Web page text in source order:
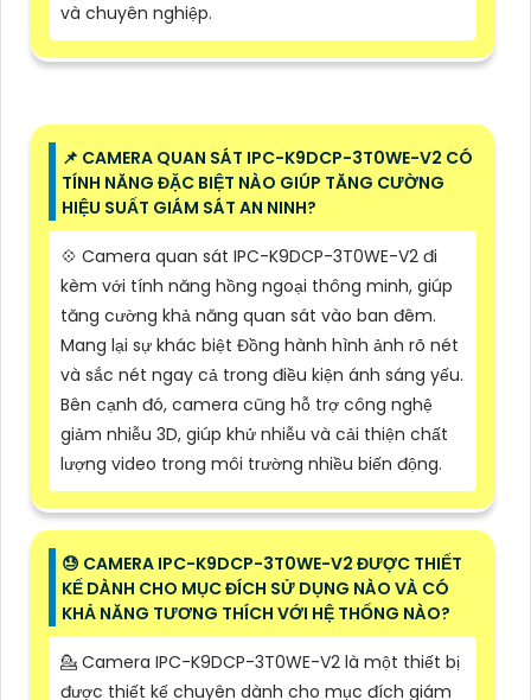
và chuyên nghiệp.
📌 CAMERA QUAN SÁT IPC-K9DCP-3T0WE-V2 CÓ
TÍNH NĂNG ĐẶC BIỆT NÀO GIÚP TĂNG CƯỜNG
HIỆU SUẤT GIÁM SÁT AN NINH?
💠 Camera quan sát IPC-K9DCP-3T0WE-V2 đi
kèm với tính năng hồng ngoại thông minh, giúp
tăng cường khả năng quan sát vào ban đêm.
Mang lại sự khác biệt Đồng hành hình ảnh rõ nét
và sắc nét ngay cả trong điều kiện ánh sáng yếu.
Bên cạnh đó, camera cũng hỗ trợ công nghệ
giảm nhiễu 3D, giúp khử nhiễu và cải thiện chất
lượng video trong môi trường nhiều biến động.
😓 CAMERA IPC-K9DCP-3T0WE-V2 ĐƯỢC THIẾT
KẾ DÀNH CHO MỤC ĐÍCH SỬ DỤNG NÀO VÀ CÓ
KHẢ NĂNG TƯƠNG THÍCH VỚI HỆ THỐNG NÀO?
💁 Camera IPC-K9DCP-3T0WE-V2 là một thiết bị
được thiết kế chuyên dành cho mục đích giám